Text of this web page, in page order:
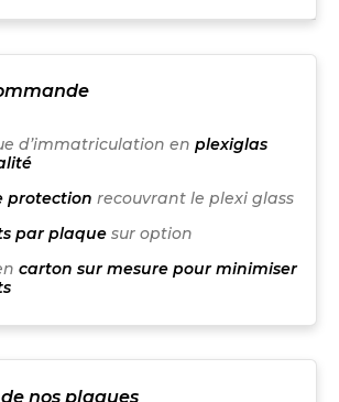
d’immatriculation en plexiglas
protection recouvrant le plexi glass
par plaque sur option
carton sur mesure pour minimiser
nos plaques